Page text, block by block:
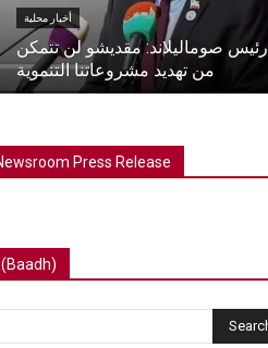
أخبار محلية
رئيس صوماليلاند: مقديشو لن تتمكن
من تهديد مشروعاتنا التنموية
Press Release